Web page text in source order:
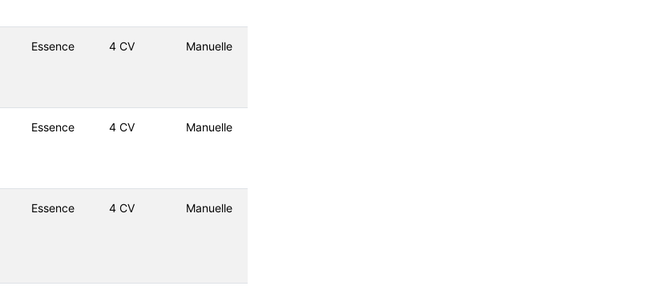
Essence 4 CV Manuelle
Essence 4 CV Manuelle
Essence 4 CV Manuelle